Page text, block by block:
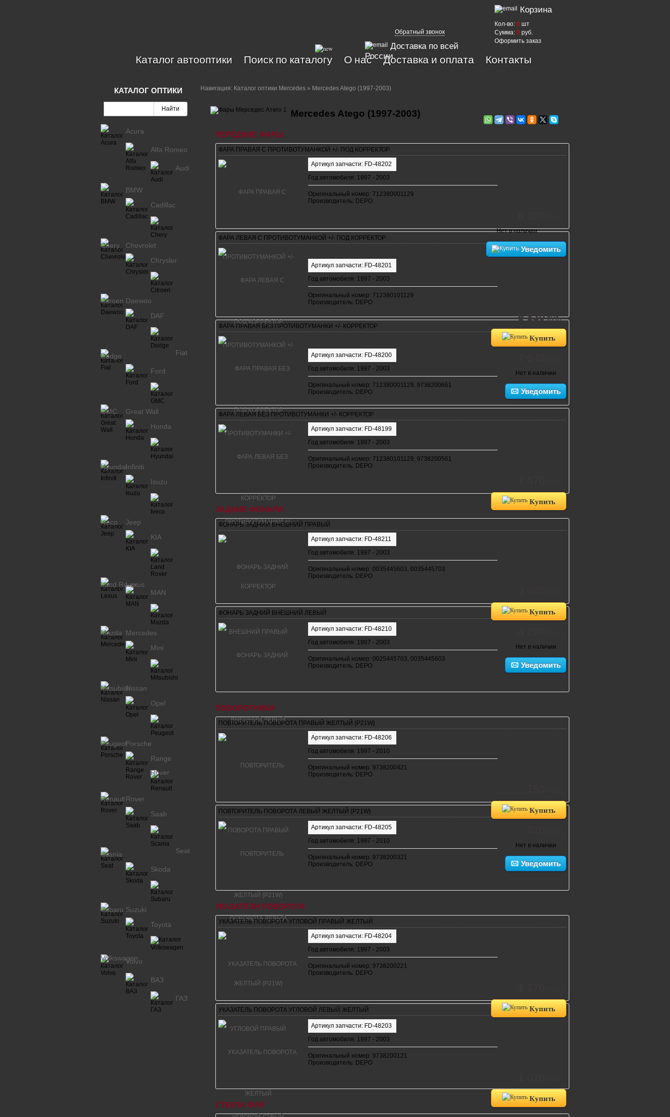
Обратный звонок
Доставка по всей
России
Корзина
Кол-во: 0 шт
Сумма: 0 руб.
Оформить заказ
Каталог автооптики Поиск по каталогу О нас Доставка и оплата Контакты
Навигация: Каталог оптики Mercedes » Mercedes Atego (1997-2003)
Mercedes Atego (1997-2003)
ПЕРЕДНИЕ ФАРЫ
ФАРА ПРАВАЯ С ПРОТИВОТУМАНКОЙ +/- ПОД КОРРЕКТОР
Артикул запчасти: FD-48202
Год автомобиля: 1997 - 2003
Оригинальный номер: 712380001129
Производитель: DEPO
Нет в наличии
Уведомить
ФАРА ЛЕВАЯ С ПРОТИВОТУМАНКОЙ +/- ПОД КОРРЕКТОР
Артикул запчасти: FD-48201
Год автомобиля: 1997 - 2003
Оригинальный номер: 712380101129
Производитель: DEPO
5 820руб.
Купить
ФАРА ПРАВАЯ БЕЗ ПРОТИВОТУМАНКИ +/- КОРРЕКТОР
Артикул запчасти: FD-48200
Год автомобиля: 1997 - 2003
Оригинальный номер: 712380001129, 9738200661
Производитель: DEPO
Нет в наличии
Уведомить
ФАРА ЛЕВАЯ БЕЗ ПРОТИВОТУМАНКИ +/- КОРРЕКТОР
Артикул запчасти: FD-48199
Год автомобиля: 1997 - 2003
Оригинальный номер: 712380101129, 9738200561
Производитель: DEPO
Купить
ЗАДНИЕ ФОНАРИ
ФОНАРЬ ЗАДНИЙ ВНЕШНИЙ ПРАВЫЙ
Артикул запчасти: FD-48211
Год автомобиля: 1997 - 2003
Оригинальный номер: 0035445603, 0035445703
Производитель: DEPO
Купить
ФОНАРЬ ЗАДНИЙ ВНЕШНИЙ ЛЕВЫЙ
Артикул запчасти: FD-48210
Год автомобиля: 1997 - 2003
Оригинальный номер: 0025445703, 0035445603
Производитель: DEPO
Нет в наличии
Уведомить
ПОВОРОТНИКИ
ПОВТОРИТЕЛЬ ПОВОРОТА ПРАВЫЙ ЖЕЛТЫЙ {P21W}
Артикул запчасти: FD-48206
Год автомобиля: 1997 - 2010
Оригинальный номер: 9738200421
Производитель: DEPO
Купить
ПОВТОРИТЕЛЬ ПОВОРОТА ЛЕВЫЙ ЖЕЛТЫЙ {P21W}
Артикул запчасти: FD-48205
Год автомобиля: 1997 - 2010
Оригинальный номер: 9738200321
Производитель: DEPO
Нет в наличии
Уведомить
УКАЗАТЕЛИ ПОВОРОТА
УКАЗАТЕЛЬ ПОВОРОТА УГЛОВОЙ ПРАВЫЙ ЖЕЛТЫЙ
Артикул запчасти: FD-48204
Год автомобиля: 1997 - 2003
Оригинальный номер: 9738200221
Производитель: DEPO
Купить
УКАЗАТЕЛЬ ПОВОРОТА УГЛОВОЙ ЛЕВЫЙ ЖЕЛТЫЙ
Артикул запчасти: FD-48203
Год автомобиля: 1997 - 2003
Оригинальный номер: 9738200121
Производитель: DEPO
Купить
СТЕКЛА ФАР
КАТАЛОГ ОПТИКИ
Acura
Alfa Romeo
Audi
BMW
Cadillac
Chery
Chevrolet
Chrysler
Citroen Daewoo
DAF
Dodge Fiat
Ford
GMC
Great Wall
Honda
HyundaiInfiniti
Isuzu
Iveco
Jeep
KIA
Land Rover
Lexus
MAN
Mazda Mercedes
Mini
MitsubishiNissan
Opel
PeugeotPorsche
Range
Rover
RenaultRover
Saab
Scania Seat
Skoda
Subaru Suzuki
Toyota
Volkswagen
Volvo
ВАЗ
ГАЗ